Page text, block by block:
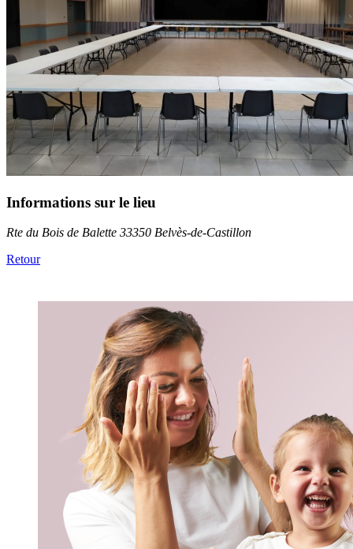
Informations sur le lieu
Rte du Bois de Balette 33350 Belvès-de-Castillon
Retour